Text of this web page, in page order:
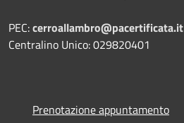
PEC:cerroallambro@pacertificata.it
Centralino Unico: 029820401
Prenotazione appuntamento